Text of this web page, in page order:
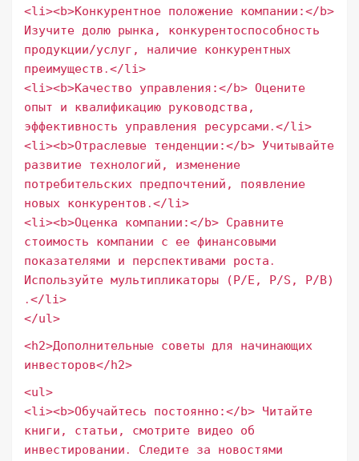
<li><b>Конкурентное положение компании:</b>
Изучите долю рынка, конкурентоспособность
продукции/услуг, наличие конкурентных
преимуществ․</li>
<li><b>Качество управления:</b> Оцените
опыт и квалификацию руководства,
эффективность управления ресурсами․</li>
<li><b>Отраслевые тенденции:</b> Учитывайте
развитие технологий, изменение
потребительских предпочтений, появление
новых конкурентов․</li>
<li><b>Оценка компании:</b> Сравните
стоимость компании с ее финансовыми
показателями и перспективами роста․
Используйте мультипликаторы (P/E, P/S, P/B)
․</li>
</ul>
<h2>Дополнительные советы для начинающих
инвесторов</h2>
<ul>
<li><b>Обучайтесь постоянно:</b> Читайте
книги, статьи, смотрите видео об
инвестировании․ Следите за новостями